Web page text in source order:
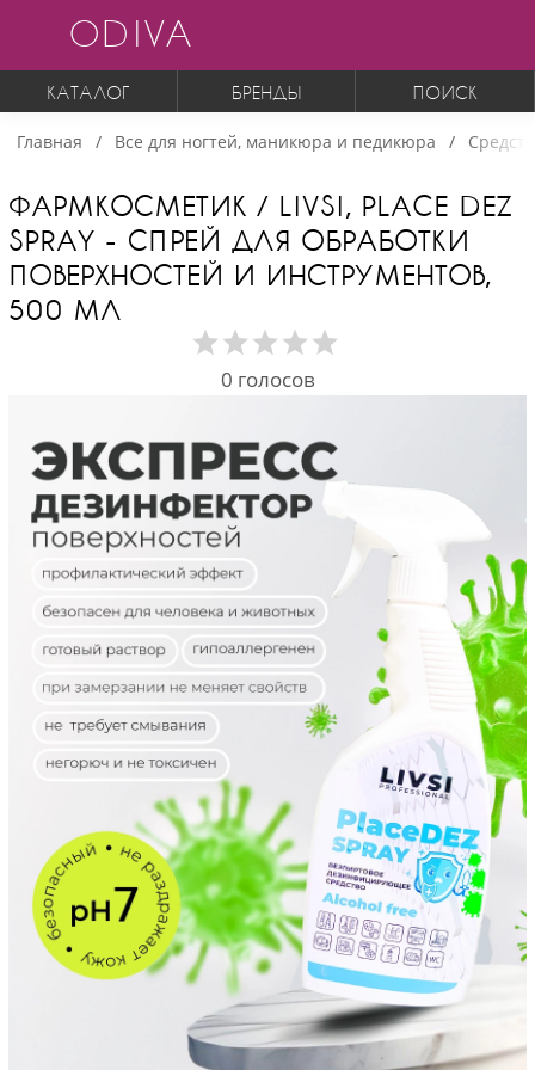
ODIVA
КАТАЛОГ БРЕНДЫ ПОИСК
Главная Все для ногтей, маникюра и педикюра
ФАРМКОСМЕТИК / LIVSI, PLACE DEZ
SPRAY - СПРЕЙ ДЛЯ ОБРАБОТКИ
ПОВЕРХНОСТЕЙ И ИНСТРУМЕНТОВ,
500 МЛ
0 голосов